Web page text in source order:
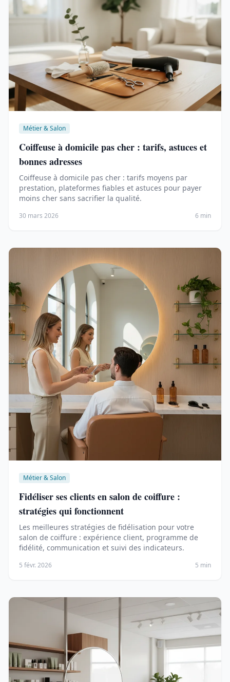
Métier & Salon
Coiffeuse à domicile pas cher : tarifs, astuces et
bonnes adresses
Coiffeuse à domicile pas cher : tarifs moyens par
prestation, plateformes fiables et astuces pour payer
moins cher sans sacrifier la qualité.
30 mars 2026 6 min
Métier & Salon
Fidéliser ses clients en salon de coiffure :
stratégies qui fonctionnent
Les meilleures stratégies de fidélisation pour votre
salon de coiffure : expérience client, programme de
fidélité, communication et suivi des indicateurs.
5 févr. 2026 5 min